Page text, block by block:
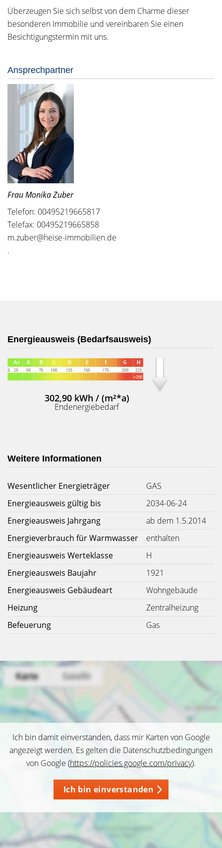
Überzeugen Sie sich selbst von dem Charme dieser
besonderen Immobilie und vereinbaren Sie einen
Besichtigungstermin mit uns.
Ansprechpartner
Frau Monika Zuber
Telefon: 00495219665817
Telefax: 00495219665858
m.zuber@heise-immobilien.de
.
Energieausweis (Bedarfsausweis)
302,90 kWh / (m²*a)
Endenergiebedarf
Weitere Informationen
Wesentlicher Energieträger
GAS
Energieausweis gültig bis
2034-06-24
Energieausweis Jahrgang
ab dem 1.5.2014
Energieverbrauch für Warmwasser
enthalten
Energieausweis Werteklasse
H
Energieausweis Baujahr
1921
Energieausweis Gebäudeart
Wohngebäude
Heizung
Zentralheizung
Befeuerung
Gas
Ich bin damit einverstanden, dass mir Karten von Google
angezeigt werden. Es gelten die Datenschutzbedingungen
von Google (https://policies.google.com/privacy).
Ich bin einverstanden